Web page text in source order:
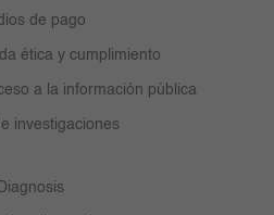
de pago
ética y cumplimiento
a la información pública
investigaciones
Diagnosis